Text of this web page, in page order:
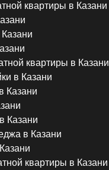
квартиры в Казани
квартиры в Казани
в Казани
Казани
Казани
в Казани
квартиры в Казани